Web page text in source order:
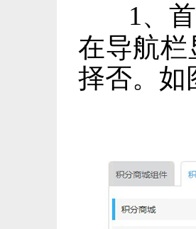
1、首
在导航栏
择否。如